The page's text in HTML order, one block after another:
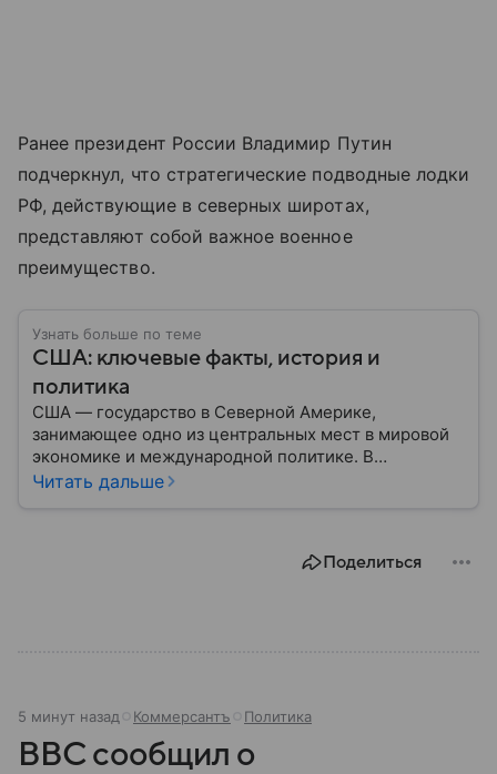
Ранее президент России Владимир Путин
подчеркнул, что стратегические подводные лодки
РФ, действующие в северных широтах,
представляют собой важное военное
преимущество.
Узнать больше по теме
США: ключевые факты, история и
политика
США — государство в Северной Америке,
занимающее одно из центральных мест в мировой
экономике и международной политике. В
материале — основные сведения об этой стране.
Читать дальше
Поделиться
5 минут назад Коммерсантъ Политика
BBC сообщил о